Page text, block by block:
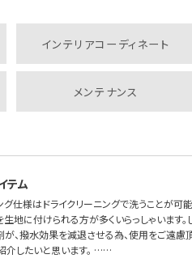
インテリアコーディネート
メンテナンス
テム
仕様はドライクリーニングで洗うことが
地に付けられる方が多くいらっしゃいます。
撥水効果を減退させる為、使用をご遠慮頂
介したいと思います。 ……